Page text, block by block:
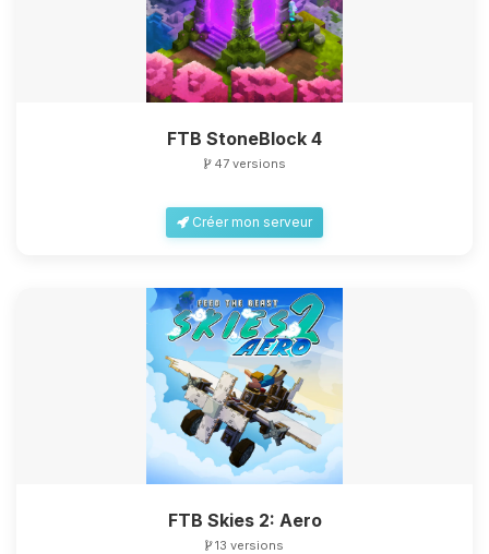
FTB StoneBlock 4
47 versions
Créer mon serveur
FTB Skies 2: Aero
13 versions